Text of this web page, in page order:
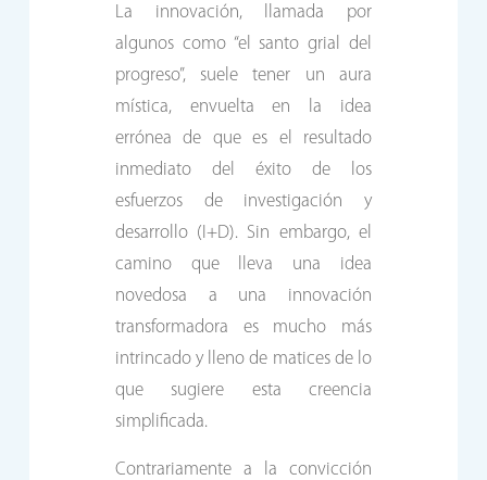
La innovación, llamada por
algunos como “el santo grial del
progreso”, suele tener un aura
mística, envuelta en la idea
errónea de que es el resultado
inmediato del éxito de los
esfuerzos de investigación y
desarrollo (I+D). Sin embargo, el
camino que lleva una idea
novedosa a una innovación
transformadora es mucho más
intrincado y lleno de matices de lo
que sugiere esta creencia
simplificada.
Contrariamente a la convicción